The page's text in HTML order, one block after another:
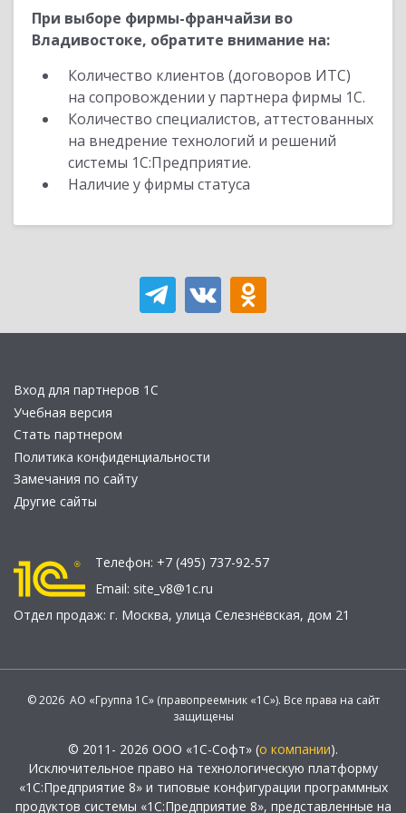
При выборе фирмы-франчайзи во
Владивостоке, обратите внимание на:
Количество клиентов (договоров ИТС)
на сопровождении у партнера фирмы 1С.
Количество специалистов, аттестованных
на внедрение технологий и решений
системы 1С:Предприятие.
Наличие у фирмы статуса
Вход для партнеров 1С
Учебная версия
Стать партнером
Политика конфиденциальности
Замечания по сайту
Другие сайты
Телефон: +7 (495) 737-92-57
Email: site_v8@1c.ru
Отдел продаж: г. Москва, улица Селезнёвская, дом 21
© 2026 АО «Группа 1С» (правопреемник «1С»). Все права на сайт
защищены
© 2011- 2026 ООО «1С-Софт» (о компании).
Исключительное право на технологическую платформу
«1С:Предприятие 8» и типовые конфигурации программных
продуктов системы «1С:Предприятие 8», представленные на